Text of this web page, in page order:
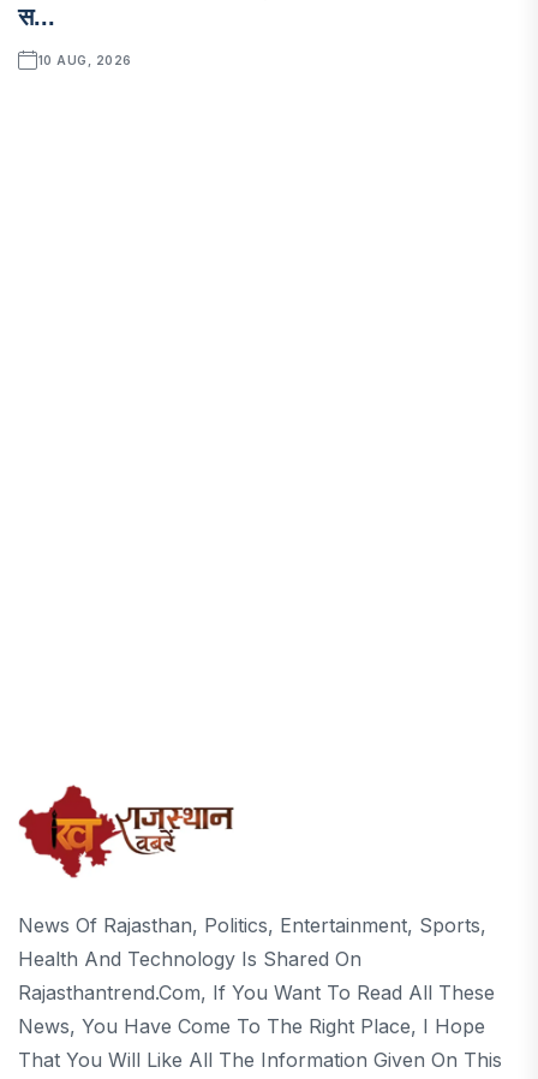
स...
10 AUG, 2026
News Of Rajasthan, Politics, Entertainment, Sports,
Health And Technology Is Shared On
Rajasthantrend.com, If You Want To Read All These
News, You Have Come To The Right Place, I Hope
That You Will Like All The Information Given On This